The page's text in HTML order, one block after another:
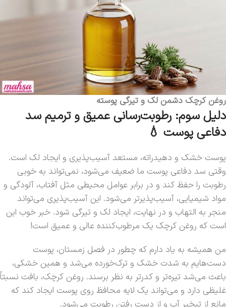
روغن کرچک دشمن لک و تیرگی پوسته
دلیل سوم: رطوبت‌رسانی عمیق و ترمیم سد
دفاعی پوست 💧
پوست خشک و دهیدراته، مستعد آسیب‌پذیری و ایجاد لک است.
وقتی سد دفاعی پوست ما ضعیف می‌شود، نمی‌تواند به خوبی
رطوبت را حفظ کند و در برابر عوامل محیطی مثل آفتاب، آلودگی و
مواد شیمیایی، آسیب‌پذیرتر می‌شود. این آسیب‌پذیری می‌تواند
منجر به التهاب و در نهایت، ایجاد لک و تیرگی شود. خبر خوب این
است که روغن کرچک یک مرطوب‌کننده عالی و عمیق است!
من همیشه به یاد دارم که چطور در فصل زمستان، پوست
دست‌هایم به شدت خشک و ترک‌خورده می‌شد و همین خشکی،
باعث می‌شد تیره‌تر و کدرتر به نظر برسند. روغن کرچک، بافت نسبتاً
غلیظی دارد و می‌تواند یک لایه محافظ روی پوست ایجاد کند که